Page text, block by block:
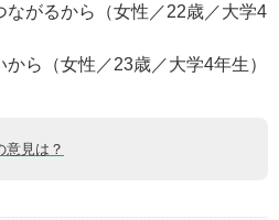
ながるから（女性／22歳／大学4
から（女性／23歳／大学4年生）
意見は？